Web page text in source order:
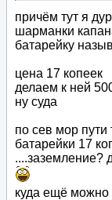
причём тут я
шарманки
батарейку
цена 17 копеек
делаем к ней
ну суда
по сев мор пути
батарейки 17
....заземление?
куда ещё можно